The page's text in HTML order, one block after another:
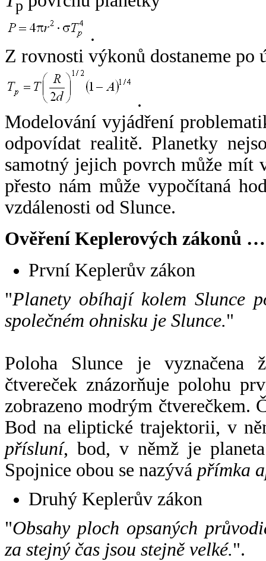
p
.
Z rovnosti výkonů dostaneme po
.
Modelování vyjádření
odpovídat realitě. Planetky
samotný jejich povrch může mít
přesto nám může vypočítaná
vzdálenosti od Slunce.
Ověření Keplerových zákonů …
První Keplerův zákon
"Planety obíhají kolem Slunce
společném ohnisku je Slunce."
Poloha Slunce je vyznačena
čtvereček znázorňuje polohu
zobrazeno modrým čtverečkem.
Bod na eliptické trajektorii, v
přísluní, bod, v němž je
Spojnice obou se nazývá přímka
Druhý Keplerův zákon
"Obsahy ploch opsaných
za stejný čas jsou stejně velké.".